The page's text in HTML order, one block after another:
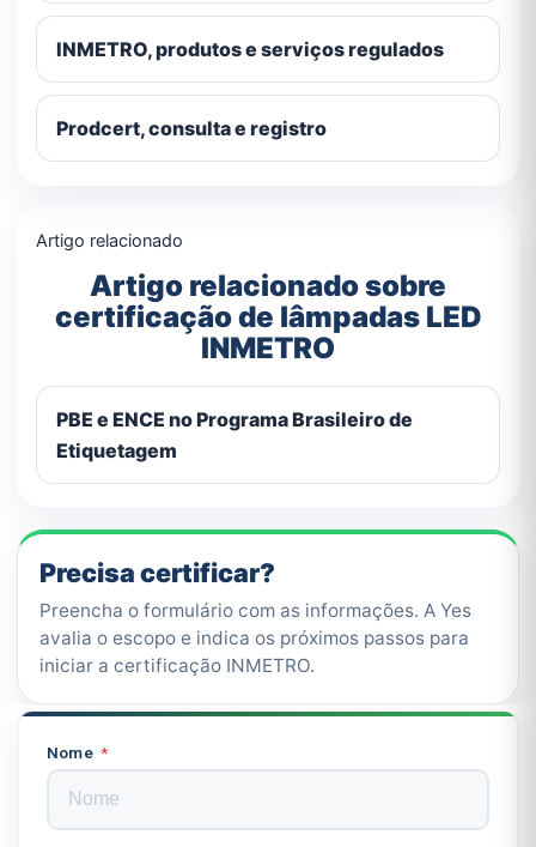
INMETRO, produtos e serviços regulados
Prodcert, consulta e registro
Artigo relacionado
Artigo relacionado sobre
certificação de lâmpadas LED
INMETRO
PBE e ENCE no Programa Brasileiro de
Etiquetagem
Precisa certificar?
Preencha o formulário com as informações. A Yes
avalia o escopo e indica os próximos passos para
iniciar a certificação INMETRO.
Nome